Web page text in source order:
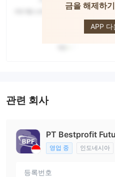
금을 해제하기
APP 다
관련 회사
PT Bestprofit
영업 중 인도네시아
등록번호